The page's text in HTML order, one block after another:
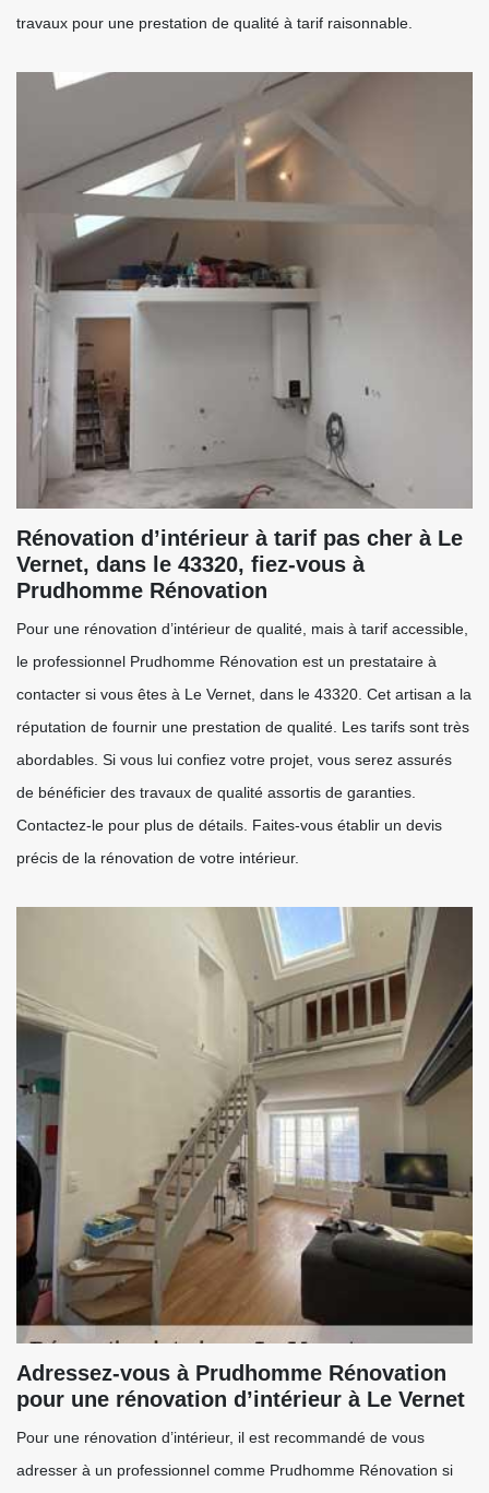
travaux pour une prestation de qualité à tarif raisonnable.
Rénovation d’intérieur à tarif pas cher à Le
Vernet, dans le 43320, fiez-vous à
Prudhomme Rénovation
Pour une rénovation d’intérieur de qualité, mais à tarif accessible,
le professionnel Prudhomme Rénovation est un prestataire à
contacter si vous êtes à Le Vernet, dans le 43320. Cet artisan a la
réputation de fournir une prestation de qualité. Les tarifs sont très
abordables. Si vous lui confiez votre projet, vous serez assurés
de bénéficier des travaux de qualité assortis de garanties.
Contactez-le pour plus de détails. Faites-vous établir un devis
précis de la rénovation de votre intérieur.
Adressez-vous à Prudhomme Rénovation
pour une rénovation d’intérieur à Le Vernet
Pour une rénovation d’intérieur, il est recommandé de vous
adresser à un professionnel comme Prudhomme Rénovation si